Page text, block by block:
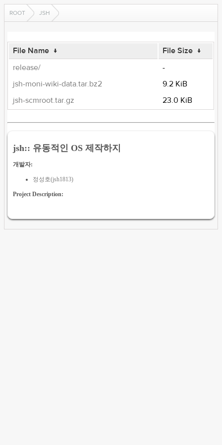
ROOT JSH
File Name ↓ File Size ↓
release/
-
jsh-moni-wiki-data.tar.bz2
9.2 KiB
jsh-scmroot.tar.gz
23.0 KiB
jsh:: 유동적인 OS 제작하지
개발자:
정성호(jsh1813)
Project Description: